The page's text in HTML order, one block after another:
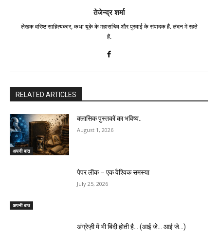
तेजेन्द्र शर्मा
लेखक वरिष्ठ साहित्यकार, कथा यूके के महासचिव और पुरवाई के संपादक हैं. लंदन में रहते
हैं.
RELATED ARTICLES
अपनी बात
क्लासिक पुस्तकों का भविष्य..
August 1, 2026
अपनी बात
पेपर लीक – एक वैश्विक समस्या
July 25, 2026
अंग्रेज़ी में भी बिंदी होती है… (आई जे… आई जे…)